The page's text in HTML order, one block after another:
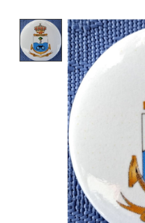
Product